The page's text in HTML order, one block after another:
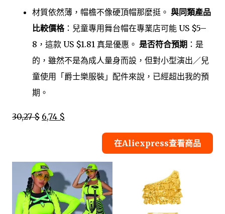
材質依然薄，帽檐不像硬頂帽那麼挺。 與同類產品
比較價格：兒童專用舞台帽在專業店可能 US $5–
8，這款 US $1.81 真是優惠。 是否符合預期 ：是
的，雖然不是為成人量身而設，但對小型演出／兒
童使用「爵士樂服裝」配件來說，已經超出我的預
期。
30,27 $ 6,74 $
在Aliexpress查看商品